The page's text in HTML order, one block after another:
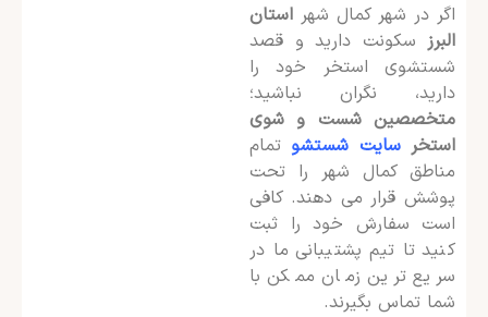
اگر در شهر کمال شهر استان
البرزسکونت دارید و قصد
شستشوی استخر خود را
دارید، نگران نباشید؛
متخصصین شست و شوی
استخر سایت شستشوتمام
مناطق کمال شهر را تحت
پوشش قرار می دهند. کافی
است سفارش خود را ثبت
کنید تا تیم پشتیبانی ما در
سریع ترین زمان ممکن با
شما تماس بگیرند.